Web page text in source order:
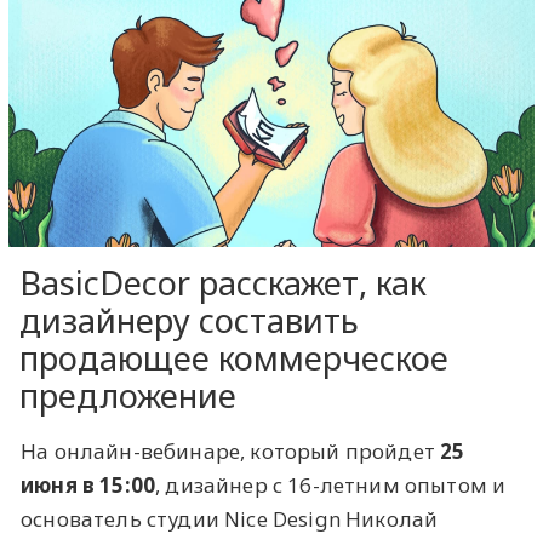
BasicDecor расскажет, как
дизайнеру составить
продающее коммерческое
предложение
На онлайн-вебинаре, который пройдет 25
июня в 15:00, дизайнер с 16-летним опытом и
основатель студии Nice Design Николай